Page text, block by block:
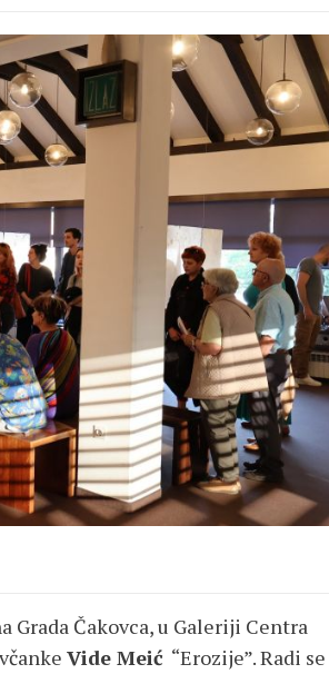
Grada Čakovca, u Galeriji Centra
Vide Meić “Erozije”. Radi se